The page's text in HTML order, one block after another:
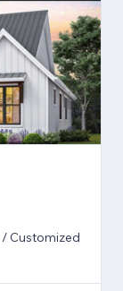
Customized